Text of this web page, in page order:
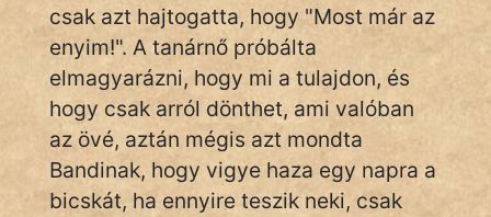
Jób Gedeon
Láron Ádám
mikkamakka
vörös ördög
csak azt hajtogatta, hogy "Most már az
enyim!". A tanárnő próbálta
elmagyarázni, hogy mi a tulajdon, és
hogy csak arról dönthet, ami valóban
az övé, aztán mégis azt mondta
Bandinak, hogy vigye haza egy napra a
bicskát, ha ennyire teszik neki, csak